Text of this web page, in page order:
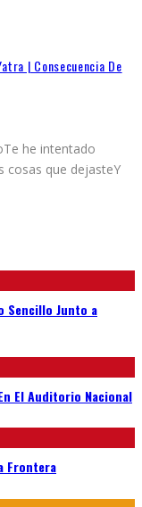
| Consecuencia De
he intentado
cosas que dejasteY
Sencillo Junto a
El Auditorio Nacional
Frontera